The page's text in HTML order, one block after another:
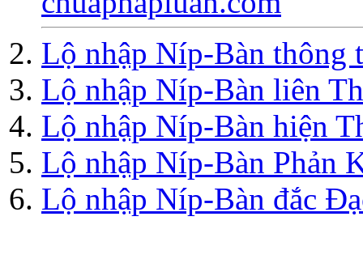
Lộ nhập Níp-Bàn
Lộ nhập Níp-Bàn liên
Lộ nhập Níp-Bàn hiện
Lộ nhập Níp-Bàn Phản
Lộ nhập Níp-Bàn đắc